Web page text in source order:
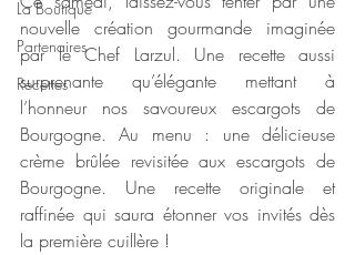
La Boutique
Partenaires
Recettes
nouvelle création gourmande imaginée
par le Chef Larzul. Une recette aussi
surprenante qu’élégante mettant à
l’honneur nos savoureux escargots de
Bourgogne. Au menu : une délicieuse
crème brûlée revisitée aux escargots de
Bourgogne. Une recette originale et
raffinée qui saura étonner vos invités dès
la première cuillère !